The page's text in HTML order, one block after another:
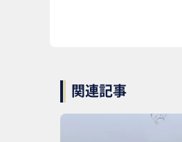
関連記事